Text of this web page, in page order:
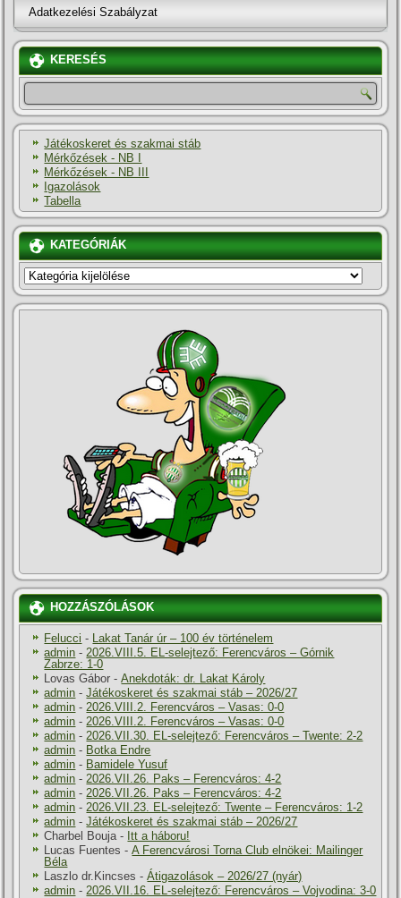
Adatkezelési Szabályzat
KERESÉS
Játékoskeret és szakmai stáb
Mérkőzések - NB I
Mérkőzések - NB III
Igazolások
Tabella
KATEGÓRIÁK
KATEGÓRIÁK
HOZZÁSZÓLÁSOK
Felucci - Lakat Tanár úr – 100 év történelem
admin -2026.VIII.5. EL-selejtező: Ferencváros – Górnik
Zabrze: 1-0
Lovas Gábor -Anekdoták: dr. Lakat Károly
admin -Játékoskeret és szakmai stáb – 2026/27
admin -2026.VIII.2. Ferencváros – Vasas: 0-0
admin -2026.VIII.2. Ferencváros – Vasas: 0-0
admin -2026.VII.30. EL-selejtező: Ferencváros – Twente: 2-2
admin - Botka Endre
admin - Bamidele Yusuf
admin -2026.VII.26. Paks – Ferencváros: 4-2
admin -2026.VII.26. Paks – Ferencváros: 4-2
admin -2026.VII.23. EL-selejtező: Twente – Ferencváros: 1-2
admin -Játékoskeret és szakmai stáb – 2026/27
Charbel Bouja- Itt a háboru!
Lucas Fuentes -A Ferencvárosi Torna Club elnökei: Mailinger
Béla
Laszlo dr.Kincses -Átigazolások – 2026/27 (nyár)
admin -2026.VII.16. EL-selejtező: Ferencváros – Vojvodina: 3-0